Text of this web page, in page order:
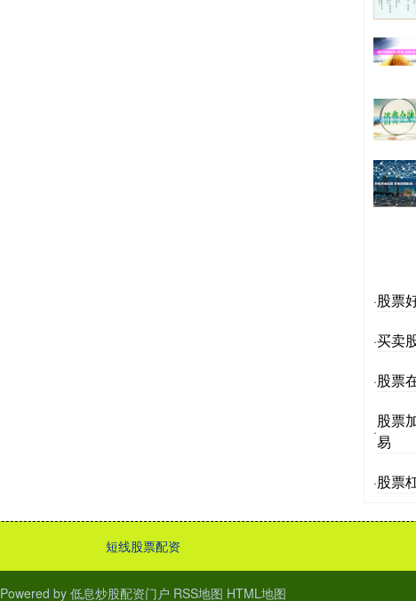
·股票
·买卖
·股票
·
股票
易
·股票
短线股票配资
Powered by 低息炒股配资门户 RSS地图 HTML地图